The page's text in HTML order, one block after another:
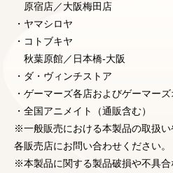
原宿店／大阪梅田店
・ヤマシロヤ
・コトブキヤ
秋葉原館／日本橋-大阪
・ダ・ヴィンチストア
・ゲーマーズ各店およびゲーマー
・全国アニメイト（通販含む）
※一般販売における本製品の取扱い
各販売店にお問い合わせください。
※本製品に関する製品破損や不具